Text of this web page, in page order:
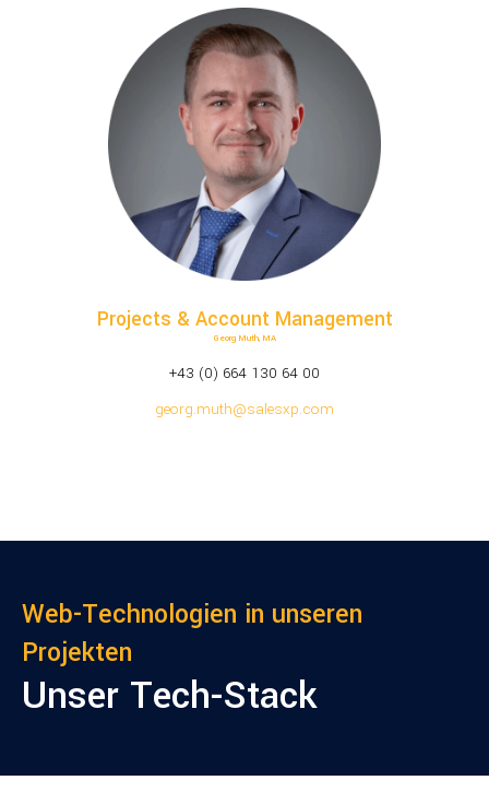
Projects & Account Management
Georg Muth, MA
+43 (0) 664 130 64 00
georg.muth@salesxp.com
Web-Technologien in unseren
Projekten
Unser Tech-Stack